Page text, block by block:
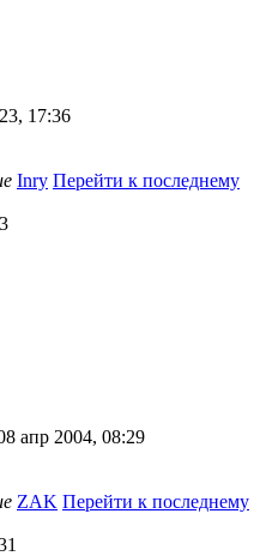
17:36
Inry Перейти к последнему
апр 2004, 08:29
ZAK Перейти к последнему